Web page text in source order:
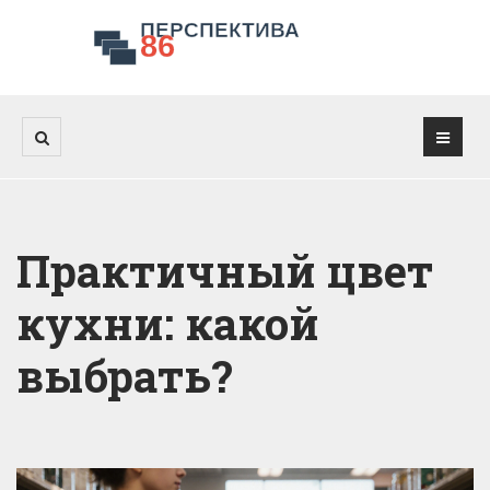
Практичный цвет
кухни: какой
выбрать?